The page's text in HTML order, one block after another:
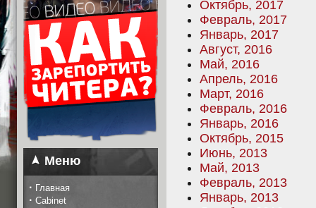
Меню
· Главная
· Cabinet
Октябрь, 2017
Февраль, 2017
Январь, 2017
Август, 2016
Май, 2016
Апрель, 2016
Март, 2016
Февраль, 2016
Январь, 2016
Октябрь, 2015
Июнь, 2013
Май, 2013
Февраль, 2013
Январь, 2013